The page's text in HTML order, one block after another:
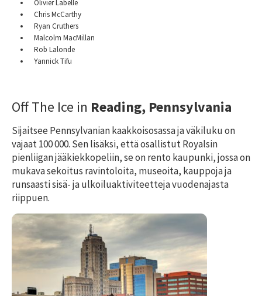
Olivier Labelle
Chris McCarthy
Ryan Cruthers
Malcolm MacMillan
Rob Lalonde
Yannick Tifu
Off The Ice in Reading, Pennsylvania
Sijaitsee Pennsylvanian kaakkoisosassa ja väkiluku on
vajaat 100 000. Sen lisäksi, että osallistut Royalsin
pienliigan jääkiekkopeliin, se on rento kaupunki, jossa on
mukava sekoitus ravintoloita, museoita, kauppoja ja
runsaasti sisä- ja ulkoiluaktiviteetteja vuodenajasta
riippuen.